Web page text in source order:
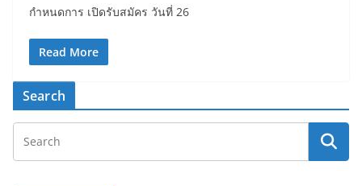
กำหนดการ เปิดรับสมัคร วันที่ 26
Read More
Search